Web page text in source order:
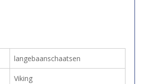
langebaanschaatsen
Viking